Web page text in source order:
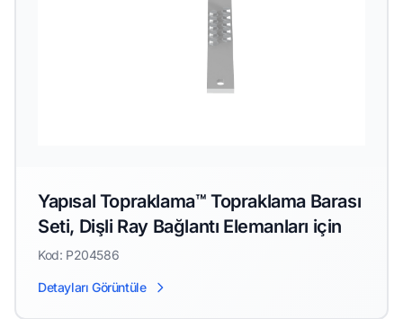
Yapısal Topraklama™ Topraklama Barası
Seti, Dişli Ray Bağlantı Elemanları için
Kod: P204586
Detayları Görüntüle